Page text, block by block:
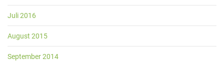
Juli 2016
August 2015
September 2014